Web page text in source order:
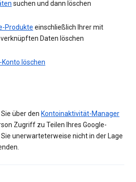
suchen und dann löschen
Produkte einschließlich Ihrer mit
Daten löschen
löschen
über den Kontoinaktivität-Manager
Zugriff zu Teilen Ihres Google-
unerwarteterweise nicht in der Lage